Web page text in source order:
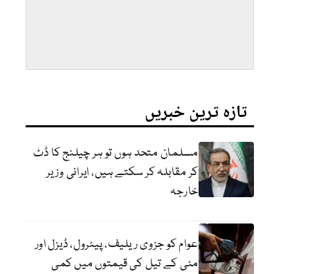
تازہ ترین خبریں
مسلمان متحد ہوں تو ہر چیلنج کا ڈٹ
کر مقابلہ کر سکتے ہیں، ایرانی وزیر
خارجہ
عوام کو جزوی ریلیف، پیٹرول، ڈیزل اور
مٹی کے تیل کی قیمتوں میں کمی